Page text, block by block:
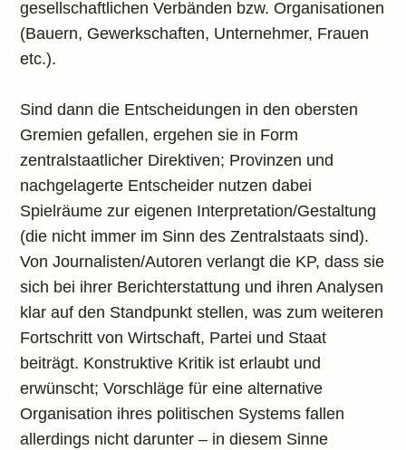
gesellschaftlichen Verbänden bzw. Organisationen
(Bauern, Gewerkschaften, Unternehmer, Frauen
etc.).
Sind dann die Entscheidungen in den obersten
Gremien gefallen, ergehen sie in Form
zentralstaatlicher Direktiven; Provinzen und
nachgelagerte Entscheider nutzen dabei
Spielräume zur eigenen Interpretation/Gestaltung
(die nicht immer im Sinn des Zentralstaats sind).
Von Journalisten/Autoren verlangt die KP, dass sie
sich bei ihrer Berichterstattung und ihren Analysen
klar auf den Standpunkt stellen, was zum weiteren
Fortschritt von Wirtschaft, Partei und Staat
beiträgt. Konstruktive Kritik ist erlaubt und
erwünscht; Vorschläge für eine alternative
Organisation ihres politischen Systems fallen
allerdings nicht darunter – in diesem Sinne